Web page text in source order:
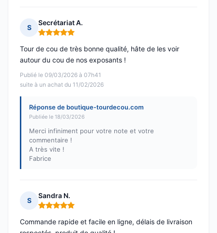
S
Secrétariat A.
Note : 5 sur 5
Publié le 09/03/2026 à 07h41
suite à un achat du 11/02/2026
Tour de cou de très bonne qualité, hâte de les voir
autour du cou de nos exposants !
Réponse de boutique-tourdecou.com
Publiée le 18/03/2026
Merci infiniment pour votre note et votre
commentaire !
A très vite !
Fabrice
S
Sandra N.
Note : 5 sur 5
Commande rapide et facile en ligne, délais de livraison